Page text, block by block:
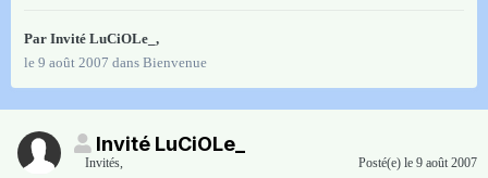
Par Invité LuCiOLe_,
le 9 août 2007 dans Bienvenue
Invité LuCiOLe_
Invités, Posté(e) le 9 août 2007